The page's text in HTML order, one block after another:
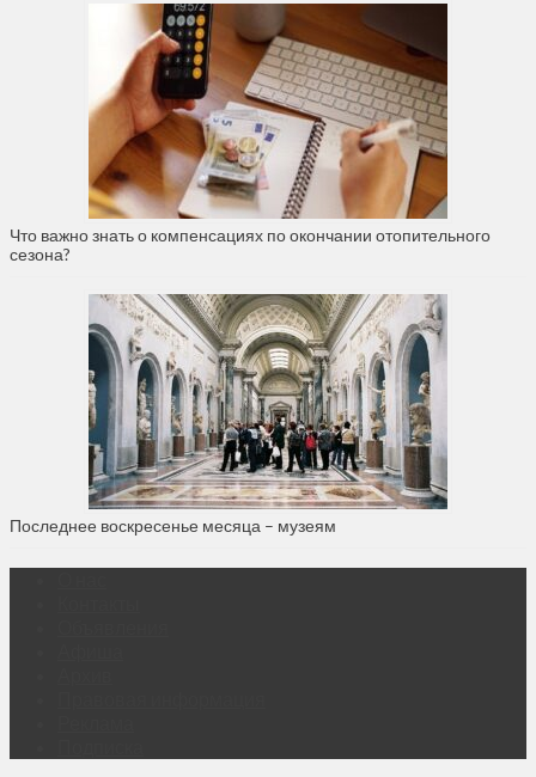
Что важно знать о компенсациях по окончании отопительного
сезона?
Последнее воскресенье месяца – музеям